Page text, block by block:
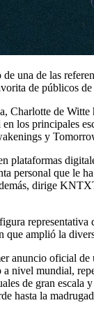
una de las
de públicos
Charlotte de
los principales
y
plataformas
personal que le
dirige
que amplió la
anuncio oficial
nivel mundial,
de gran
hasta la